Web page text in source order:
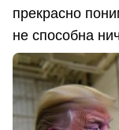
прекрасно
не способна